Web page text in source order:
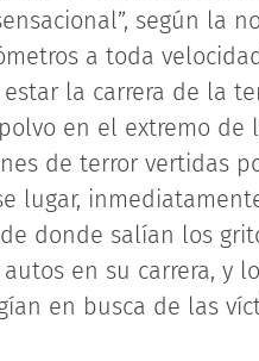
según la
a toda
la carrera de la
en el extremo de
de terror vertidas
lugar,
donde salían los
en su carrera, y
en busca de las